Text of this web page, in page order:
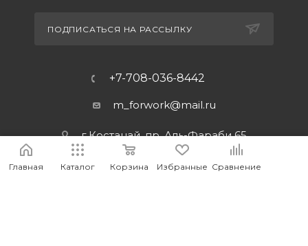
ПОДПИСАТЬСЯ НА РАССЫЛКУ
+7-708-036-8442
m_forwork@mail.ru
г.Костанай, пр. Аль-Фараби 65
Главная Каталог Корзина Избранные Сравнение